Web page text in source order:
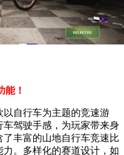
能！
以自行车为主题的竞速游
驾驶手感，为玩家带来身
丰富的山地自行车竞速比
。多样化的赛道设计，如